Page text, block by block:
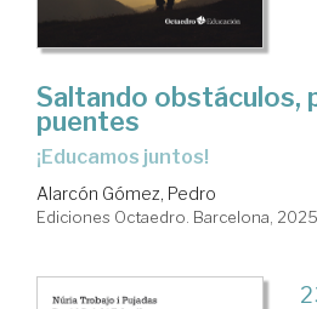
Saltando obstáculos,
puentes
¡Educamos juntos!
Alarcón Gómez, Pedro
Ediciones Octaedro. Barcelona, 2025